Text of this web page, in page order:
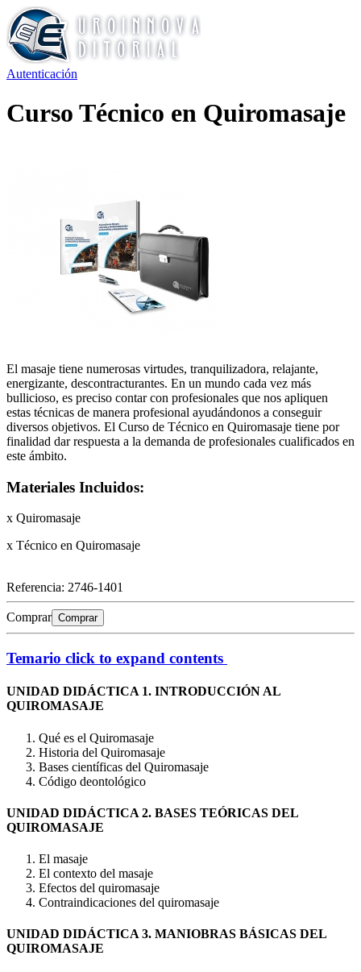
Autenticación
Curso Técnico en Quiromasaje
El masaje tiene numerosas virtudes, tranquilizadora, relajante,
energizante, descontracturantes. En un mundo cada vez más
bullicioso, es preciso contar con profesionales que nos apliquen
estas técnicas de manera profesional ayudándonos a conseguir
diversos objetivos. El Curso de Técnico en Quiromasaje tiene por
finalidad dar respuesta a la demanda de profesionales cualificados en
este ámbito.
Materiales Incluidos:
x Quiromasaje
x Técnico en Quiromasaje
Referencia: 2746-1401
Comprar Comprar
Temario click to expand contents
UNIDAD DIDÁCTICA 1. INTRODUCCIÓN AL
QUIROMASAJE
Qué es el Quiromasaje
Historia del Quiromasaje
Bases científicas del Quiromasaje
Código deontológico
UNIDAD DIDÁCTICA 2. BASES TEÓRICAS DEL
QUIROMASAJE
El masaje
El contexto del masaje
Efectos del quiromasaje
Contraindicaciones del quiromasaje
UNIDAD DIDÁCTICA 3. MANIOBRAS BÁSICAS DEL
QUIROMASAJE